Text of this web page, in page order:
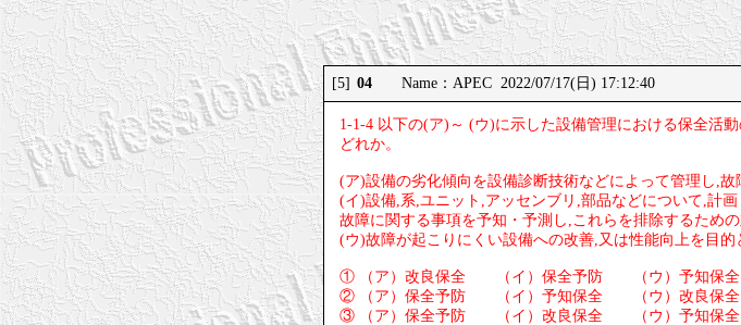
[5] 04 Name：APEC 2022/07/17(日) 17:12:40
1-1-4 以下の(ア)～ (ウ)に示した設備管理における保全活
どれか。
(ア)設備の劣化傾向を設備診断技術などによって管理し,
(イ)設備,系,ユニット,アッセンブリ,部品などについて,計
故障に関する事項を予知・予測し,これらを排除するため
(ウ)故障が起こりにくい設備への改善,又は性能向上を目的
① （ア）改良保全 （イ）保全予防 （ウ）予知保全
② （ア）保全予防 （イ）予知保全 （ウ）改良保全
③ （ア）保全予防 （イ）改良保全 （ウ）予知保全